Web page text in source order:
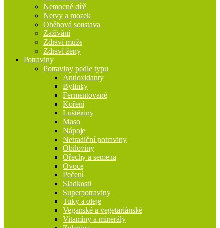
Nemocné dítě
Nervy a mozek
Oběhová soustava
Zažívání
Zdraví muže
Zdraví ženy
Potraviny
Potraviny podle typu
Antioxidanty
Bylinky
Fermentované
Koření
Luštěniny
Maso
Nápoje
Netradiční potraviny
Obiloviny
Ořechy a semena
Ovoce
Pečení
Sladkosti
Superpotraviny
Tuky a oleje
Veganské a vegetariánské
Vitamíny a minerály